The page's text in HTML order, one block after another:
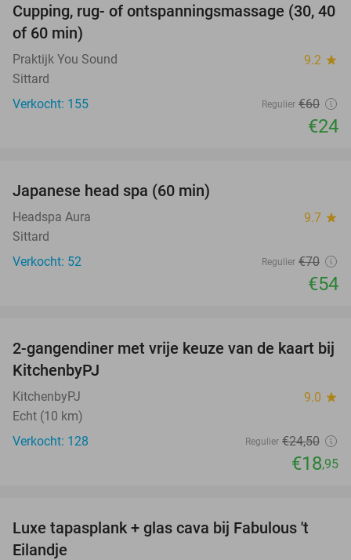
60%
Cupping, rug- of ontspanningsmassage (30, 40
of 60 min)
Praktijk You Sound 9.2 star
Sittard
Verkocht: 155
Regulier €60
€24
Japanese head spa (60 min)
Headspa Aura 9.7 star
Sittard
Verkocht: 52
Regulier €70
€54
23%
2-gangendiner met vrije keuze van de kaart bij
KitchenbyPJ
KitchenbyPJ 9.0 star
Echt (10 km)
Verkocht: 128
Regulier €24,50
€18,95
28%
Luxe tapasplank + glas cava bij Fabulous 't
Eilandje